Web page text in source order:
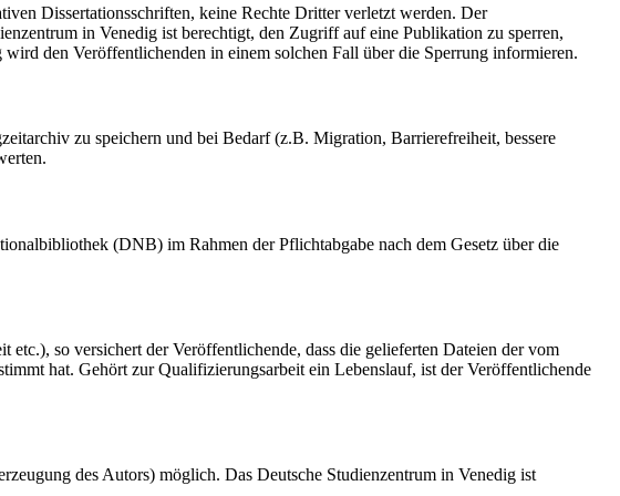
Dissertationsschriften, keine Rechte Dritter verletzt werden. Der
in Venedig ist berechtigt, den Zugriff auf eine Publikation zu sperren,
den Veröffentlichenden in einem solchen Fall über die Sperrung informieren.
zu speichern und bei Bedarf (z.B. Migration, Barrierefreiheit, bessere
(DNB) im Rahmen der Pflichtabgabe nach dem Gesetz über die
so versichert der Veröffentlichende, dass die gelieferten Dateien der vom
hat. Gehört zur Qualifizierungsarbeit ein Lebenslauf, ist der Veröffentlichende
des Autors) möglich. Das Deutsche Studienzentrum in Venedig ist